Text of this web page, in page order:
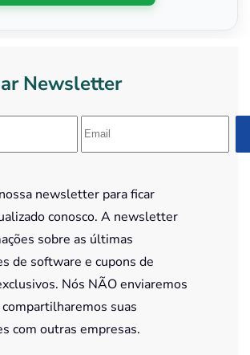
Newsletter
newsletter para ficar
conosco. A newsletter
sobre as últimas
de software e cupons de
Nós NÃO enviaremos
suas
com outras empresas.